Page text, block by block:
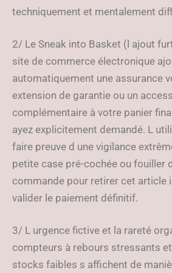
techniquement et mentalement
2/ Le Sneak into Basket (l ajout
site de commerce électronique
automatiquement une assurance
extension de garantie ou un
complémentaire à votre panier
ayez explicitement demandé. L
faire preuve d une vigilance
petite case pré-cochée ou fouiller
commande pour retirer cet article
valider le paiement définitif.
3/ L urgence fictive et la rareté
compteurs à rebours stressants
stocks faibles s affichent de